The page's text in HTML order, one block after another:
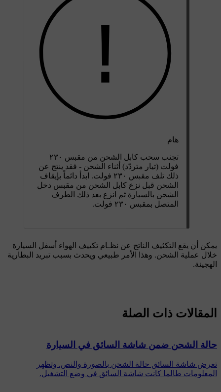
هام
تجنب سحب كابل الشحن من مقبس ٢٣٠
فولت (تيار متردّد) أثناء الشحن - فقد ينتج عن
ذلك تلف مقبس ٢٣٠ فولت
. ابدأ دائماً بإيقاف
الشحن قبل نزع كابل الشحن من مقبس دخل
الشحن بالسيارة ثم انزع بعد ذلك الطرف
المتصل بمقبس ٢٣٠ فولت .
يمكن أن يقع التكثيف الناتج عن نظـام تكييف الهواء أسفل السيارة
خلال عملية الشحن. وهذا الأمر طبيعي ويحدث بسبب تبريد البطارية
الهجينة.
المقالات ذات الصلة
حالة الشحن ضمن شاشة السائق في السيارة
تعرض شاشة السائق حالة الشحن بالصورة والنص. وتظهر
المعلومات طالما كانت شاشة السائق في وضع التشغيل.